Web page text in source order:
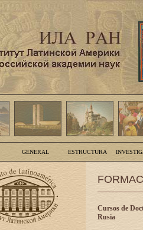
GENERAL ESTRUCTURA
Cursos de
Rusia